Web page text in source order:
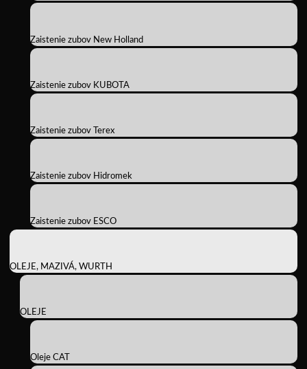
Zaistenie zubov New Holland
Zaistenie zubov KUBOTA
Zaistenie zubov Terex
Zaistenie zubov Hidromek
Zaistenie zubov ESCO
OLEJE, MAZIVÁ, WURTH
OLEJE
Oleje CAT